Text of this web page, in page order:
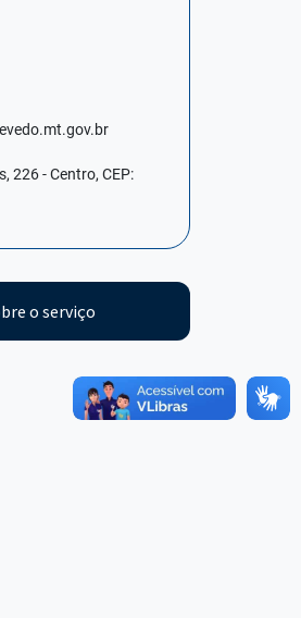
226 - Centro, CEP:
o serviço